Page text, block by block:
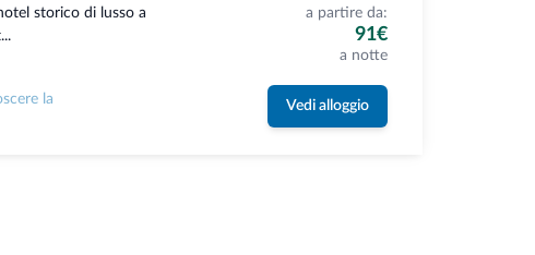
storico di lusso a
a partire da:
91€
a notte
la
Vedi alloggio